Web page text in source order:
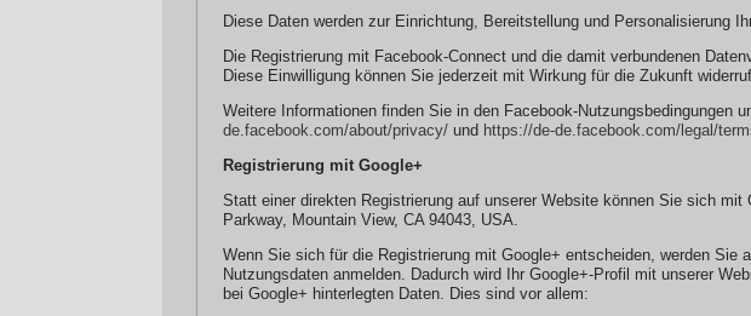
Diese Daten werden zur Einrichtung, Bereitstellung und Personalisierung
Die Registrierung mit Facebook-Connect und die damit verbundenen
Diese Einwilligung können Sie jederzeit mit Wirkung für die Zukunft
Weitere Informationen finden Sie in den Facebook-Nutzungsbedingungen
de.facebook.com/about/privacy/ und https://de-de.facebook.com/legal/
Registrierung mit Google+
Statt einer direkten Registrierung auf unserer Website können Sie sich
Parkway, Mountain View, CA 94043, USA.
Wenn Sie sich für die Registrierung mit Google+ entscheiden, werden
Nutzungsdaten anmelden. Dadurch wird Ihr Google+-Profil mit unserer
bei Google+ hinterlegten Daten. Dies sind vor allem: